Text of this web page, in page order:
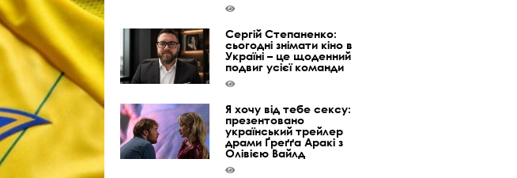
Сергій Степаненко:
сьогодні знімати кіно в
Україні – це щоденний
подвиг усієї команди
Я хочу від тебе сексу:
презентовано
український трейлер
драми Ґреґґа Аракі з
Олівією Вайлд